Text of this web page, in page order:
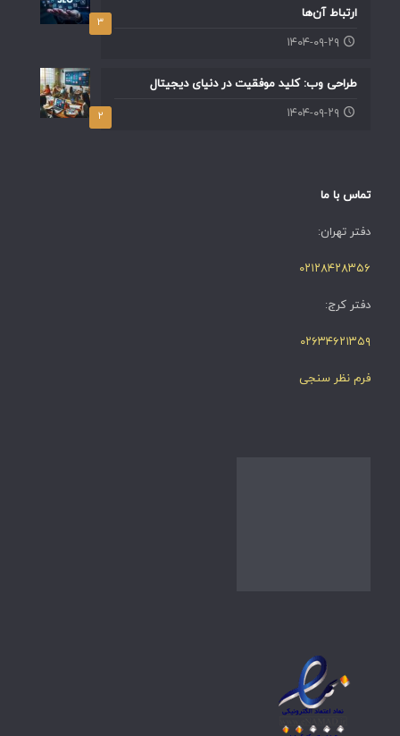
۳
ارتباط آن‌ها
۱۴۰۴-۰۹-۲۹
۲
طراحی وب: کلید موفقیت در دنیای دیجیتال
۱۴۰۴-۰۹-۲۹
تماس با ما
دفتر تهران:
۰۲۱۲۸۴۲۸۳۵۶
دفتر کرج:
۰۲۶۳۴۶۲۱۳۵۹
فرم نظر سنجی